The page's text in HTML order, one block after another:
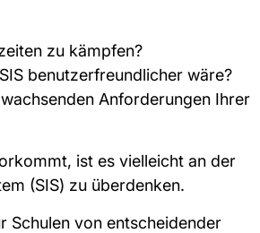
zu kämpfen?
benutzerfreundlicher wäre?
Anforderungen Ihrer
ist es vielleicht an der
(SIS) zu überdenken.
Schulen von entscheidender